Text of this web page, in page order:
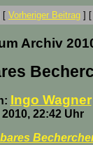
[ Vorheriger Beitrag ] [
Archiv
Ingo Wagner
22:42 Uhr